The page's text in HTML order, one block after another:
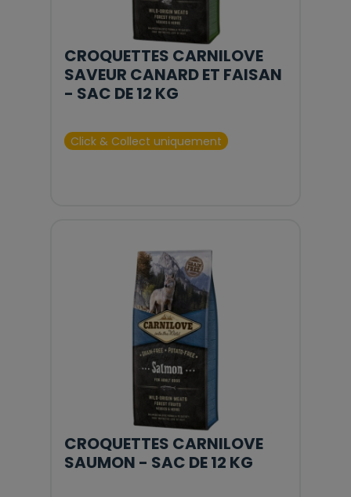
CROQUETTES CARNILOVE
SAVEUR CANARD ET FAISAN
- SAC DE 12 KG
Click & Collect uniquement
CROQUETTES CARNILOVE
SAUMON - SAC DE 12 KG